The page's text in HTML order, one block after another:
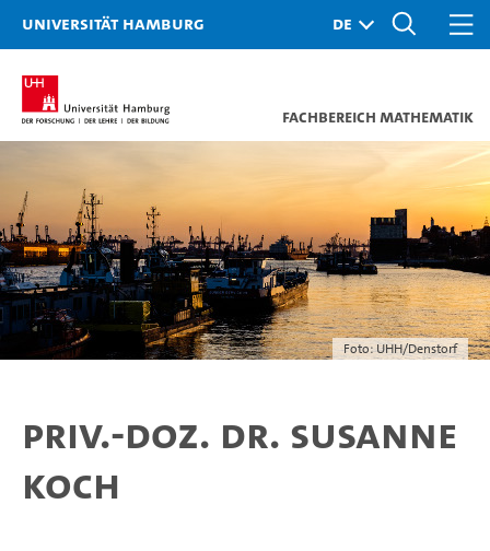
Universität Hamburg
Fachbereich Mathematik
Foto: UHH/Denstorf
Priv.-Doz. Dr. Susanne
Koch